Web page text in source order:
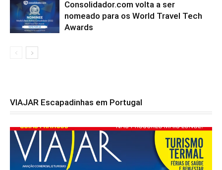
Consolidador.com volta a ser
nomeado para os World Travel Tech
Awards
VIAJAR Escapadinhas em Portugal